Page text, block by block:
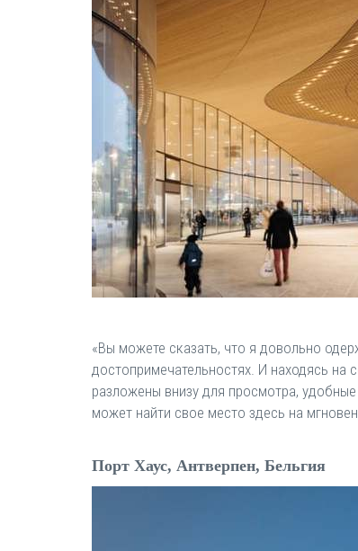
«Вы можете сказать, что я довольно
достопримечательностях. И находясь на
разложены внизу для просмотра,
может найти свое место здесь на
Порт Хаус, Антверпен, Бельгия